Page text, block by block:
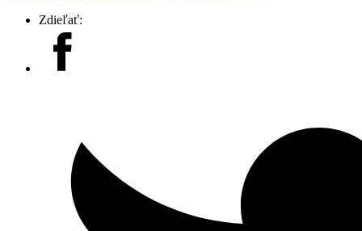
Zdieľať: